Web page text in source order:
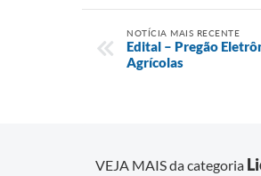
NOTÍCIA MAIS RECENTE
Edital – Pregão
Agrícolas
VEJA MAIS da categoria